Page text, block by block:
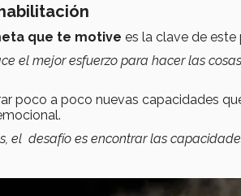
que te motive es la clave de este
el mejor esfuerzo para hacer las
poco a poco nuevas capacidades
el desafío es encontrar las